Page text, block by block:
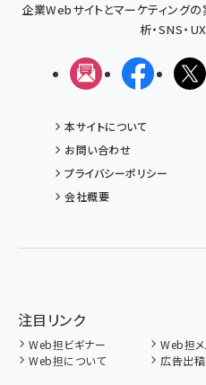
企業Webサイトとマーケティング
析・SNS・
メルマガ
本サイトについて
お問い合わせ
プライバシーポリシー
会社概要
注目リンク
Web担ビギナー Web担
Web担について
広告出